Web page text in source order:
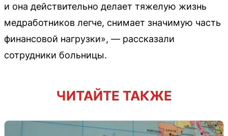
и она действительно делает тяжелую жизнь
медработников легче, снимает значимую часть
финансовой нагрузки», — рассказали
сотрудники больницы.
ЧИТАЙТЕ ТАКЖЕ